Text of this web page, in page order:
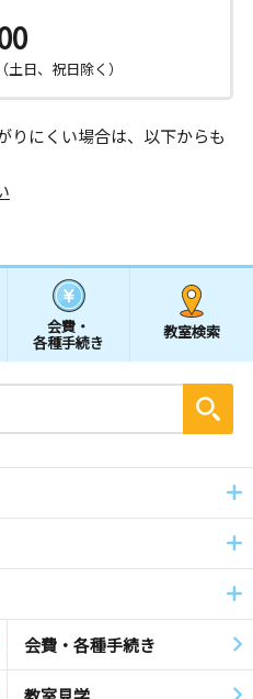
土日、祝日除く）
りにくい場合は、以下からも
会費・
各種手続き
教室検索
会費・各種手続き